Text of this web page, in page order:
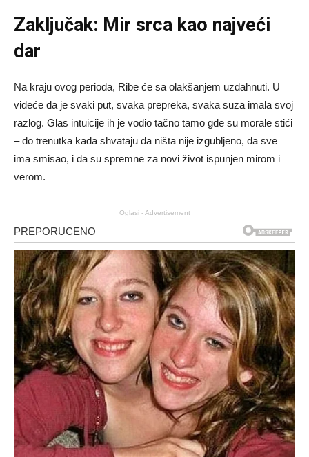
Zaključak: Mir srca kao najveći
dar
Na kraju ovog perioda, Ribe će sa olakšanjem uzdahnuti. U
videće da je svaki put, svaka prepreka, svaka suza imala svoj
razlog. Glas intuicije ih je vodio tačno tamo gde su morale stići
– do trenutka kada shvataju da ništa nije izgubljeno, da sve
ima smisao, i da su spremne za novi život ispunjen mirom i
verom.
Oglasi - Advertisement